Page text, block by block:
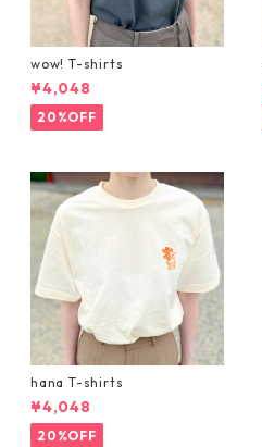
wow! T-shirts
¥4,048
20%OFF
hana T-shirts
¥4,048
20%OFF